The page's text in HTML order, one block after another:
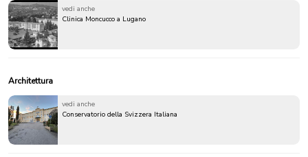
vedi anche
Clinica Moncucco a Lugano
Architettura
vedi anche
Conservatorio della Svizzera Italiana